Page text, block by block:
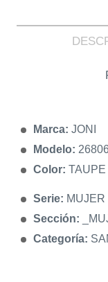
Marca: JONI
Modelo:
Color: TAUPE
Serie: MUJER
Sección:
Categoría: